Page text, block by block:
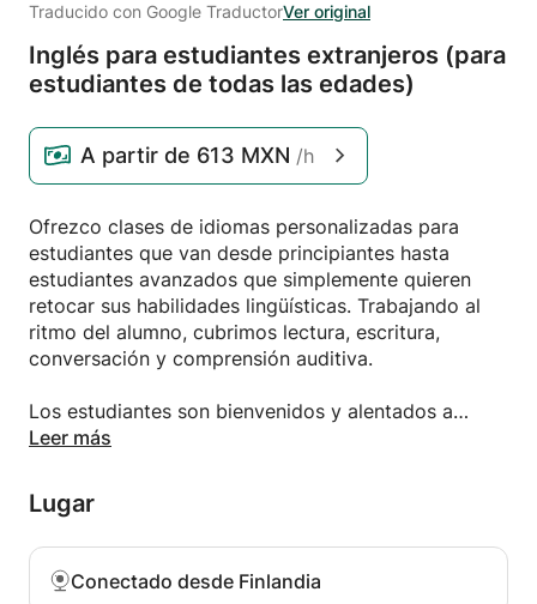
Traducido con Google TraductorVer original
Inglés para estudiantes extranjeros (para
estudiantes de todas las edades)
A partir de 613 MXN /h
Ofrezco clases de idiomas personalizadas para
estudiantes que van desde principiantes hasta
estudiantes avanzados que simplemente quieren
retocar sus habilidades lingüísticas. Trabajando al
ritmo del alumno, cubrimos lectura, escritura,
conversación y comprensión auditiva.
Los estudiantes son bienvenidos y alentados a
hacerme saber en qué desean enfocarse. Ofrezco
de negocios y muchos otros proyectos. Todo ayuda
al alumno a desarrollar sus habilidades lingüísticas,
y es importante que el tema sea relevante para
cada alumno como individuo.
Leer más
Lugar
Conectado desde Finlandia